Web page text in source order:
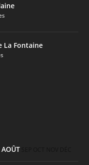
La Fontaine
AOÛT